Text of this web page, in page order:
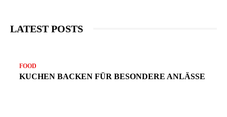
LATEST POSTS
FOOD
KUCHEN BACKEN FÜR BESONDERE ANLÄSSE